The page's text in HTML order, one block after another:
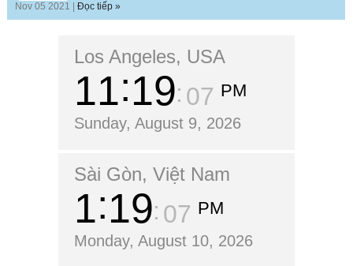
Nov 05 2021 | Đọc tiếp »
Los Angeles, USA
11 19 08 PM
Sunday, August 9, 2026
Sài Gòn, Việt Nam
1 19 08 PM
Monday, August 10, 2026